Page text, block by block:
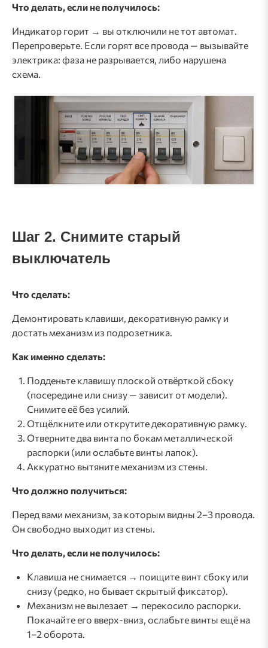
Что делать, если не получилось:
Индикатор горит → вы отключили не тот автомат.
Перепроверьте. Если горят все провода — вызывайте
электрика: фаза не разрывается, либо нарушена
схема.
Шаг 2. Снимите старый
выключатель
Что сделать:
Демонтировать клавиши, декоративную рамку и
достать механизм из подрозетника.
Как именно сделать:
Подденьте клавишу плоской отвёрткой сбоку
(посередине или снизу — зависит от модели).
Снимите её без усилий.
Отщёлкните или открутите декоративную рамку.
Отверните два винта по бокам металлической
распорки (или ослабьте винты лапок).
Аккуратно вытяните механизм из стены.
Что должно получиться:
Перед вами механизм, за которым видны 2–3 провода.
Он свободно выходит из стены.
Что делать, если не получилось:
Клавиша не снимается → поищите винт сбоку или
снизу (редко, но бывает скрытый фиксатор).
Механизм не вылезает → перекосило распорки.
Покачайте его вверх-вниз, ослабьте винты ещё на
1–2 оборота.